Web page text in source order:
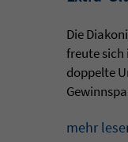
Die
freute sich
doppelte
mehr